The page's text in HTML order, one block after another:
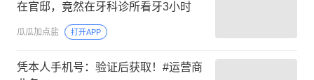
在官邸，竟然在牙科诊所看牙3小时
瓜瓜加点盐 打开APP
凭本人手机号：验证后获取！#运营商